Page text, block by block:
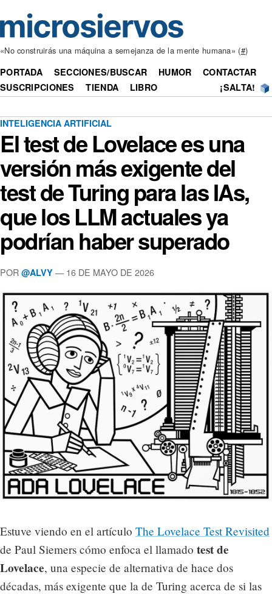
«No construirás una máquina a semejanza de la mente humana» (#)
PORTADA SECCIONES/BUSCAR HUMOR
CONTACTAR
SUSCRIPCIONES
TIENDA LIBRO ¡SALTA!
INTELIGENCIA ARTIFICIAL
El test de Lovelace es una
versión más exigente del
test de Turing para las IAs,
que los LLM actuales ya
podrían haber superado
POR @ALVY — 16 DE MAYO DE 2026
Estuve viendo en el artículo The Lovelace Test Revisited
de Paul Siemers cómo enfoca el llamado test de
Lovelace, una especie de alternativa de hace dos
décadas, más exigente que la de Turing acerca de si las